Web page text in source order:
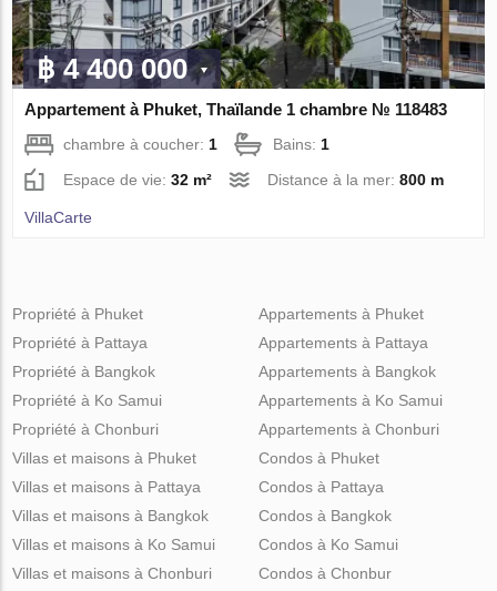
฿ 4 400 000
Appartement à Phuket, Thaïlande 1 chambre № 118483
chambre à coucher: 1 Bains: 1
Espace de vie:32 m² Distance à la mer:800 m
VillaСarte
Propriété à Phuket
Propriété à Pattaya
Propriété à Bangkok
Propriété à Ko Samui
Propriété à Chonburi
Appartements à Phuket
Appartements à Pattaya
Appartements à Bangkok
Appartements à Ko Samui
Appartements à Chonburi
Villas et maisons à Phuket
Villas et maisons à Pattaya
Villas et maisons à Bangkok
Villas et maisons à Ko Samui
Villas et maisons à Chonburi
Condos à Phuket
Condos à Pattaya
Condos à Bangkok
Condos à Ko Samui
Condos à Chonbur